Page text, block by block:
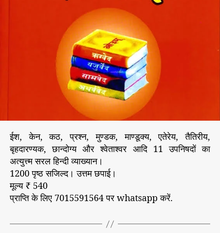
ईश, केन, कठ, प्रश्न, मुण्डक, माण्डूक्य, एतेरेय, तैतिरीय,
बृहदारण्यक, छान्दोग्य और श्वेताश्वर आदि 11 उपनिषदों का
अत्युत्त्म सरल हिन्दी व्याख्यान।
1200 पृष्ठ सजिल्द। उत्तम छपाई।
मूल्य ₹ 540
प्राप्ति के लिए 7015591564 पर whatsapp करें.